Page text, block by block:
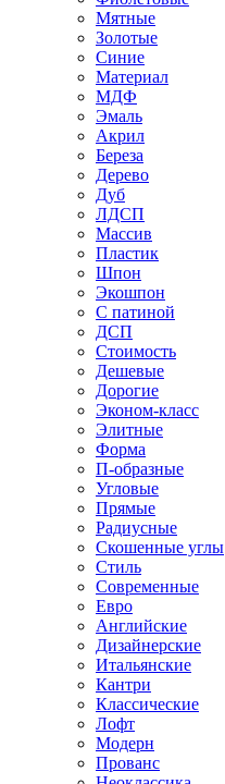
Мятные
Золотые
Синие
Материал
МДФ
Эмаль
Акрил
Береза
Дерево
Дуб
ЛДСП
Массив
Пластик
Шпон
Экошпон
С патиной
ДСП
Стоимость
Дешевые
Дорогие
Эконом-класс
Элитные
Форма
П-образные
Угловые
Прямые
Радиусные
Скошенные углы
Стиль
Современные
Евро
Английские
Дизайнерские
Итальянские
Кантри
Классические
Лофт
Модерн
Прованс